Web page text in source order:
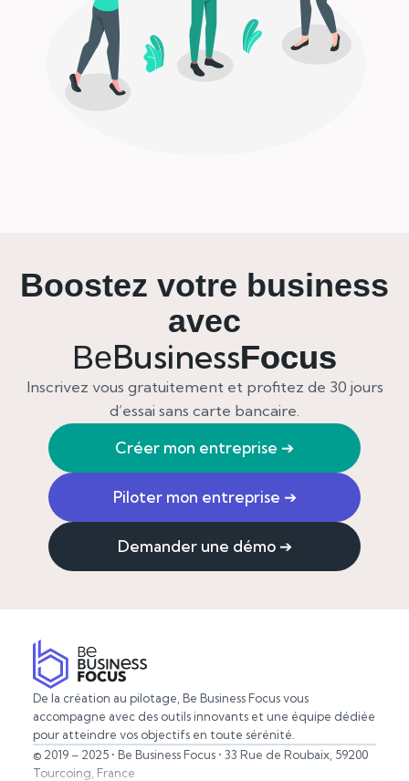
Boostez votre business
avec
BeBusinessFocus
Inscrivez vous gratuitement et profitez de 30 jours
d’essai sans carte bancaire.
Créer mon entreprise ➔
Piloter mon entreprise ➔
Demander une démo ➔
De la création au pilotage, Be Business Focus vous
accompagne avec des outils innovants et une équipe dédiée
pour atteindre vos objectifs en toute sérénité.
© 2019 – 2025 • Be Business Focus • 33 Rue de Roubaix, 59200
Tourcoing, France